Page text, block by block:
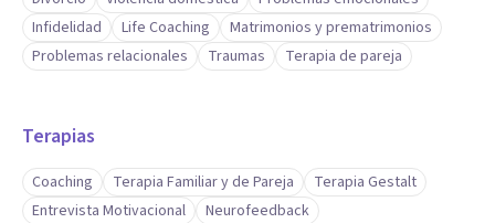
Infidelidad
Life Coaching
Matrimonios y prematrimonios
Problemas relacionales
Traumas Terapia de pareja
Terapias
Coaching Terapia Familiar y de Pareja
Terapia Gestalt
Entrevista Motivacional
Neurofeedback